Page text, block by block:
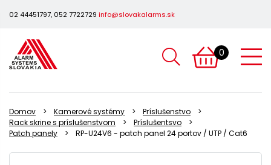
02 44451797, 052 7722729 info@slovakalarms.sk
0
Domov Kamerové systémy
Príslušenstvo
Rack skrine s príslušenstvom
Príslušentsvo
Patch panely
RP-U24V6 - patch panel 24 portov / UTP / Cat6